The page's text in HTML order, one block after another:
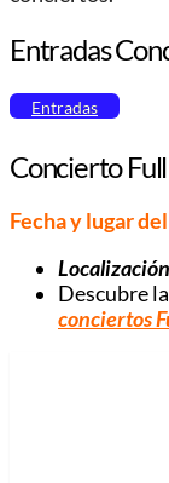
Entradas
Entradas
Concierto
Fecha y lugar
Descubre
conciertos